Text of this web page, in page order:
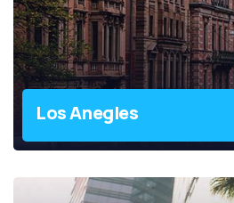
Los Anegles